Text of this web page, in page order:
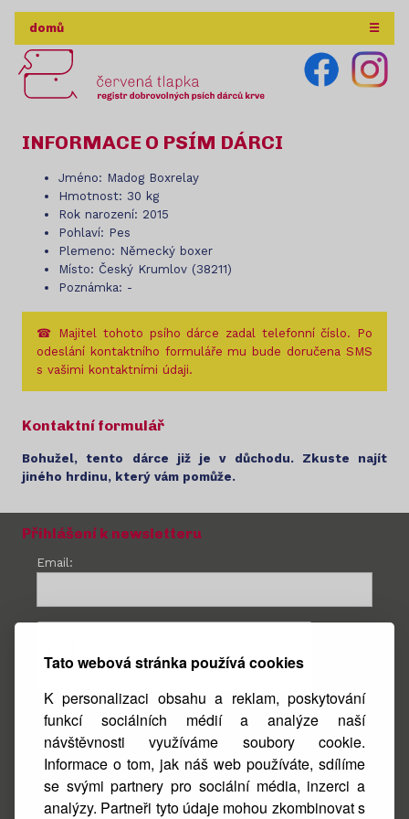
Tato webová stránka používá cookies
K personalizaci obsahu a reklam, poskytování
funkcí sociálních médií a analýze naší
návštěvnosti využíváme soubory cookie.
Informace o tom, jak náš web používáte, sdílíme
se svými partnery pro sociální média, inzerci a
analýzy. Partneři tyto údaje mohou zkombinovat s
domů ☰
INFORMACE O PSÍM DÁRCI
Jméno: Madog Boxrelay
Hmotnost: 30 kg
Rok narození: 2015
Pohlaví: Pes
Plemeno: Německý boxer
Místo: Český Krumlov (38211)
Poznámka: -
☎ Majitel tohoto psího dárce zadal telefonní číslo. Po
odeslání kontaktního formuláře mu bude doručena SMS
s vašimi kontaktními údaji.
Kontaktní formulář
Bohužel, tento dárce již je v důchodu. Zkuste najít
jiného hrdinu, který vám pomůže.
Přihlášení k newsletteru
Email:
Facebook
Instagram